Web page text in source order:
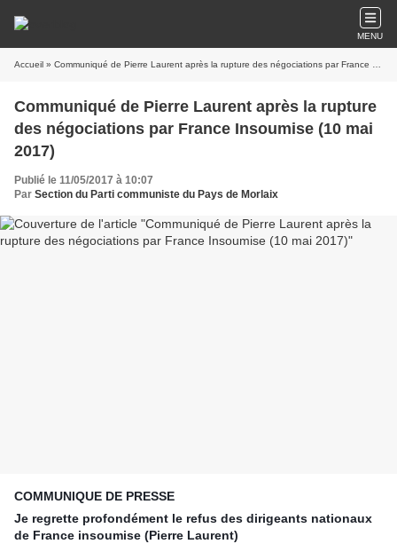
MENU
Accueil » Communiqué de Pierre Laurent après la rupture des négociations par France Insoumise (10 mai 2017)
Communiqué de Pierre Laurent après la rupture
des négociations par France Insoumise (10 mai
2017)
Publié le 11/05/2017 à 10:07
Par Section du Parti communiste du Pays de Morlaix
COMMUNIQUE DE PRESSE
Je regrette profondément le refus des dirigeants nationaux
de France insoumise (Pierre Laurent)